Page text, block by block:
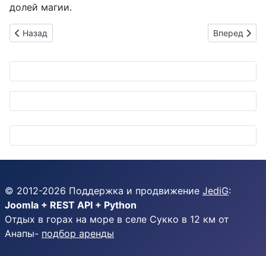
долей магии.
Предыдущий: CRUZARD: Самурайские секреты чистоты от
Назад Следующий:
Вперед
© 2012-2026 Поддержка и продвижение JediG:
Joomla + REST API + Python
Отдых в горах на море в селе Сукко в 12 км от
Анапы- подбор аренды